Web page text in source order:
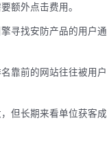
额外点击费用。
寻找安防产品的用户通
靠前的网站往往被用户
但长期来看单位获客成